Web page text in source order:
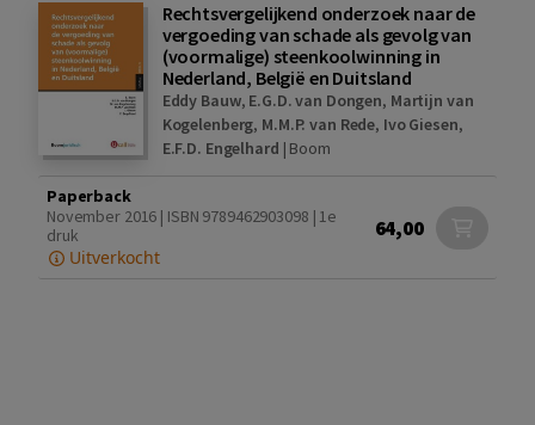
Rechtsvergelijkend onderzoek naar de
vergoeding van schade als gevolg van
(voormalige) steenkoolwinning in
Nederland, België en Duitsland
Eddy Bauw, E.G.D. van Dongen, Martijn van
Kogelenberg, M.M.P. van Rede, Ivo Giesen,
E.F.D. Engelhard | Boom
Paperback
November 2016 | ISBN 9789462903098 | 1e
druk
Uitverkocht
64,00